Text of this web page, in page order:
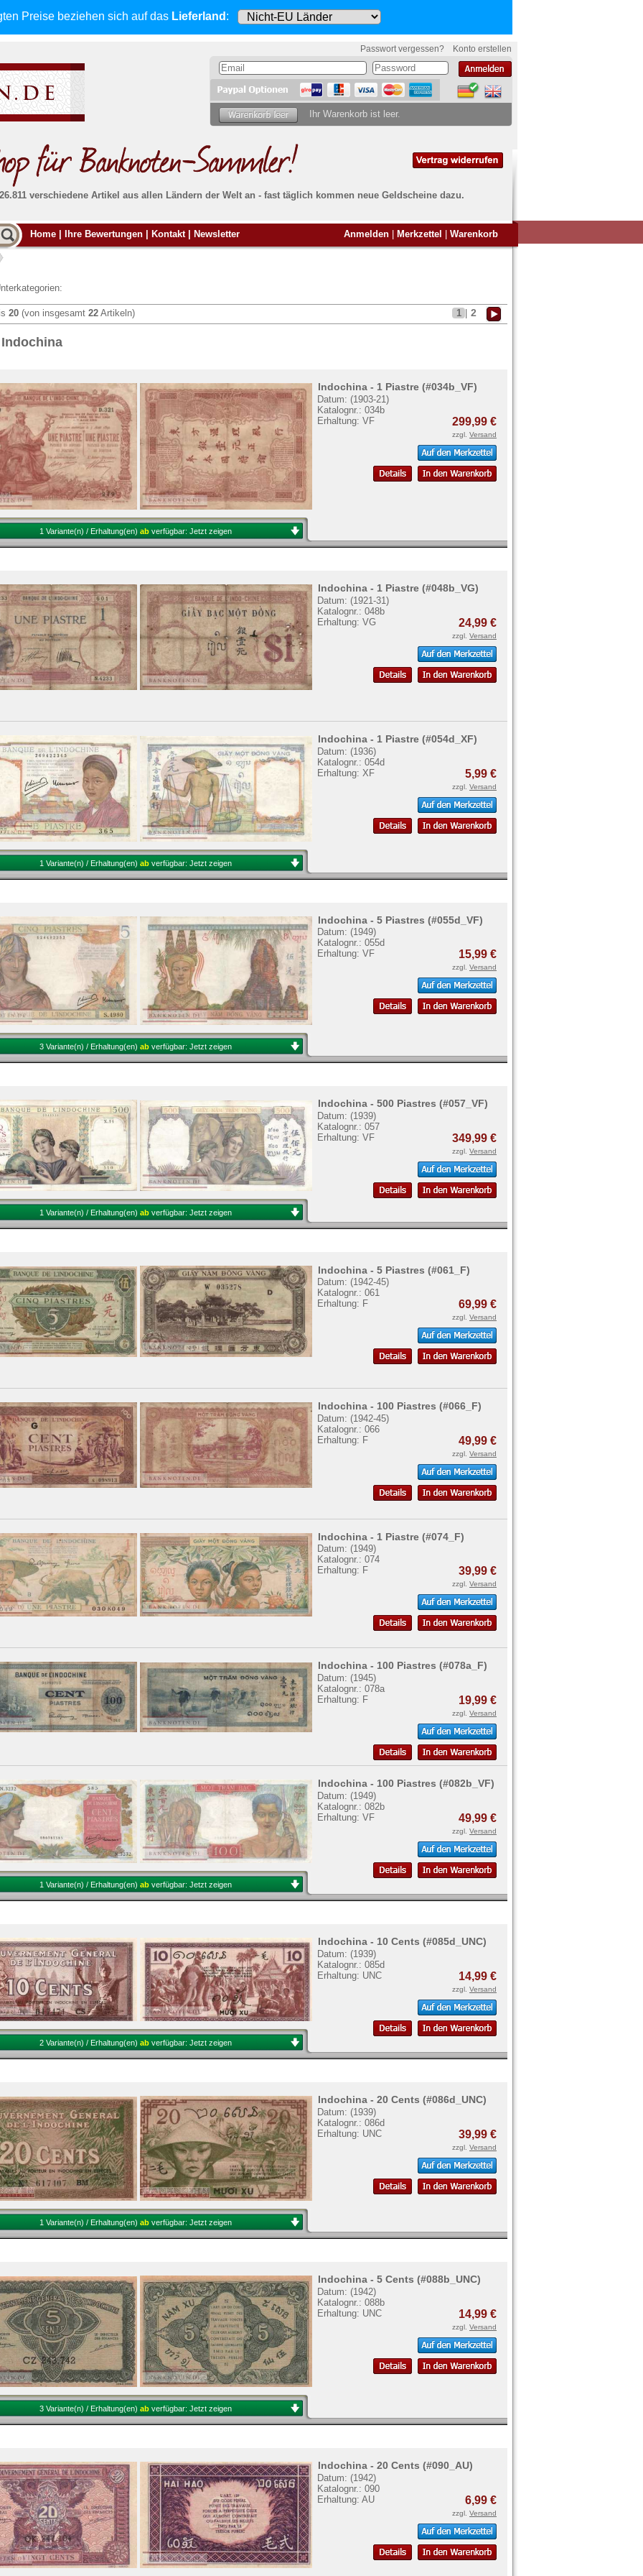
Preise beziehen sich auf das Lieferland :
Passwort vergessen? Konto erstellen
Ihr Warenkorb ist leer.
verschiedene Artikel aus allen Ländern der Welt an - fast täglich kommen neue Geldscheine dazu.
Alle Lieferungen, auch ins Ausland, werden
von uns voll versichert. Sie habenkein Risiko
Absolute Zuverlässigkeit:
Banknoten
Möchten Sie Banknoten
verkaufen?
Siehier.
Home Ihre Bewertungen Kontakt Newsletter Anmelden Merkzettel Warenkorb
20 (von insgesamt 22 Artikeln) 1 2
Indochina - 1 Piastre (#034b_VF)
Datum: (1903-21)
Katalognr.: 034b
Erhaltung: VF
299,99 €
zzgl. Versand
1 Variante(n) / Erhaltung(en) ab verfügbar: Jetzt zeigen
Indochina - 1 Piastre (#048b_VG)
Datum: (1921-31)
Katalognr.: 048b
Erhaltung: VG
24,99 €
zzgl. Versand
Indochina - 1 Piastre (#054d_XF)
Datum: (1936)
Katalognr.: 054d
Erhaltung: XF
5,99 €
zzgl. Versand
1 Variante(n) / Erhaltung(en) ab verfügbar: Jetzt zeigen
Indochina - 5 Piastres (#055d_VF)
Datum: (1949)
Katalognr.: 055d
Erhaltung: VF
15,99 €
zzgl. Versand
3 Variante(n) / Erhaltung(en) ab verfügbar: Jetzt zeigen
Indochina - 500 Piastres (#057_VF)
Datum: (1939)
Katalognr.: 057
Erhaltung: VF
349,99 €
zzgl. Versand
1 Variante(n) / Erhaltung(en) ab verfügbar: Jetzt zeigen
Indochina - 5 Piastres (#061_F)
Datum: (1942-45)
Katalognr.: 061
Erhaltung: F
69,99 €
zzgl. Versand
Indochina - 100 Piastres (#066_F)
Datum: (1942-45)
Katalognr.: 066
Erhaltung: F
49,99 €
zzgl. Versand
Indochina - 1 Piastre (#074_F)
Datum: (1949)
Katalognr.: 074
Erhaltung: F
39,99 €
zzgl. Versand
Indochina - 100 Piastres (#078a_F)
Datum: (1945)
Katalognr.: 078a
Erhaltung: F
19,99 €
zzgl. Versand
Indochina - 100 Piastres (#082b_VF)
Datum: (1949)
Katalognr.: 082b
Erhaltung: VF
49,99 €
zzgl. Versand
1 Variante(n) / Erhaltung(en) ab verfügbar: Jetzt zeigen
Indochina - 10 Cents (#085d_UNC)
Datum: (1939)
Katalognr.: 085d
Erhaltung: UNC
14,99 €
zzgl. Versand
2 Variante(n) / Erhaltung(en) ab verfügbar: Jetzt zeigen
Indochina - 20 Cents (#086d_UNC)
Datum: (1939)
Katalognr.: 086d
Erhaltung: UNC
39,99 €
zzgl. Versand
1 Variante(n) / Erhaltung(en) ab verfügbar: Jetzt zeigen
Indochina - 5 Cents (#088b_UNC)
Datum: (1942)
Katalognr.: 088b
Erhaltung: UNC
14,99 €
zzgl. Versand
3 Variante(n) / Erhaltung(en) ab verfügbar: Jetzt zeigen
Indochina - 20 Cents (#090_AU)
Datum: (1942)
Katalognr.: 090
Erhaltung: AU
6,99 €
zzgl. Versand